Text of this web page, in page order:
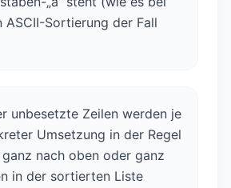
ASCII-Sortierung der Fall
unbesetzte Zeilen werden je
Umsetzung in der Regel
nach oben oder ganz
in der sortierten Liste